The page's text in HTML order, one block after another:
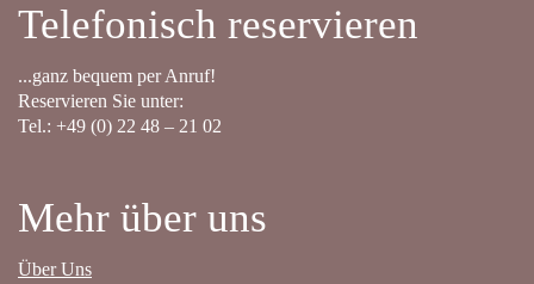
Telefonisch reservieren
...ganz bequem per Anruf!
Reservieren Sie unter:
Tel.: +49 (0) 22 48 – 21 02
Mehr über uns
Über Uns